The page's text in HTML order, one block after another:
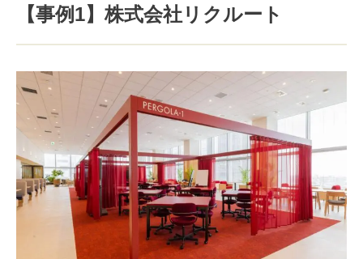
【事例1】株式会社リクルート